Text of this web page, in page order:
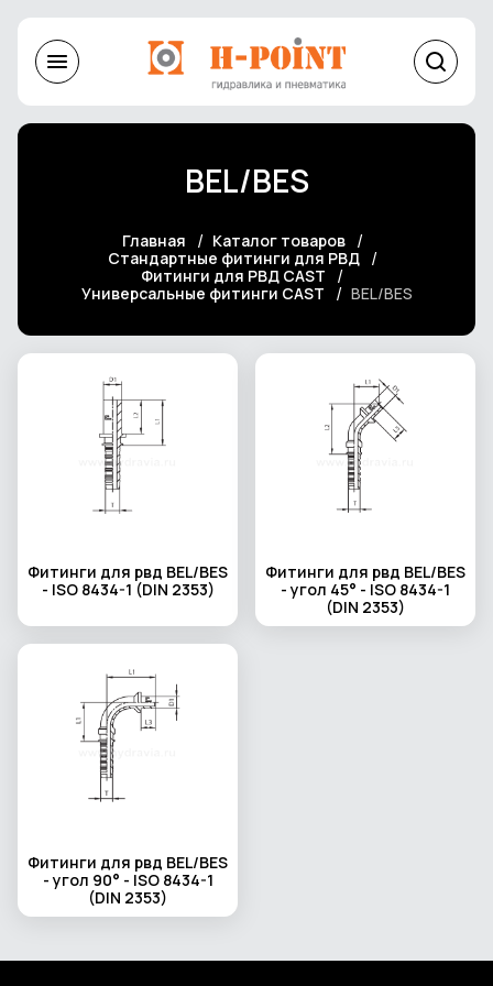
BEL/BES
Главная
Каталог товаров
Стандартные фитинги для РВД
Фитинги для РВД CAST
Универсальные фитинги CAST
BEL/BES
Фитинги для рвд BEL/BES
- ISO 8434-1 (DIN 2353)
Фитинги для рвд BEL/BES
- угол 45° - ISO 8434-1
(DIN 2353)
Фитинги для рвд BEL/BES
- угол 90° - ISO 8434-1
(DIN 2353)